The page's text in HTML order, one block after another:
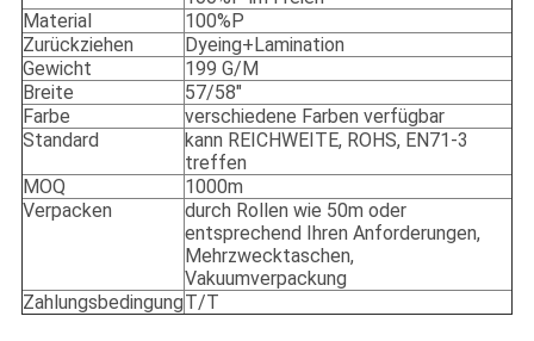
Material
100%P
Zurückziehen
Dyeing+Lamination
Gewicht
199 G/M
Breite
57/58"
Farbe
verschiedene Farben verfügbar
Standard
kann REICHWEITE, ROHS, EN71-3
treffen
MOQ
1000m
Verpacken
durch Rollen wie 50m oder
entsprechend Ihren Anforderungen,
Mehrzwecktaschen,
Vakuumverpackung
ZahlungsbedingungT/T